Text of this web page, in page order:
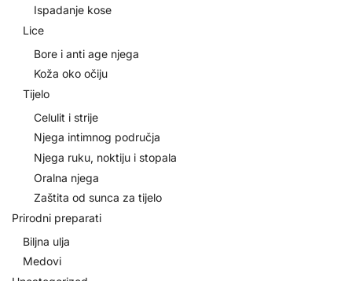
Ispadanje kose
Lice
Bore i anti age njega
Koža oko očiju
Tijelo
Celulit i strije
Njega intimnog područja
Njega ruku, noktiju i stopala
Oralna njega
Zaštita od sunca za tijelo
Prirodni preparati
Biljna ulja
Medovi